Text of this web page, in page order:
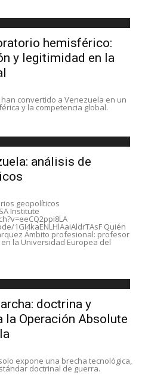
hemisférico:
y legitimidad en la
convertido a Venezuela en un
y la competencia global.
análisis de
geopolíticos
Institute
1GI4kaENLHlAaiAldrTAsF Quién
Ámbito profesional: profesor
la Universidad Europea del
doctrina y
la Operación Absolute
expone una brecha tecnológica,
doctrinal de guerra.